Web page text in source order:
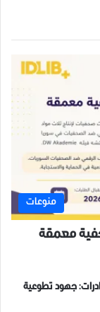
منوعات
معمقة
جهود تطوعية